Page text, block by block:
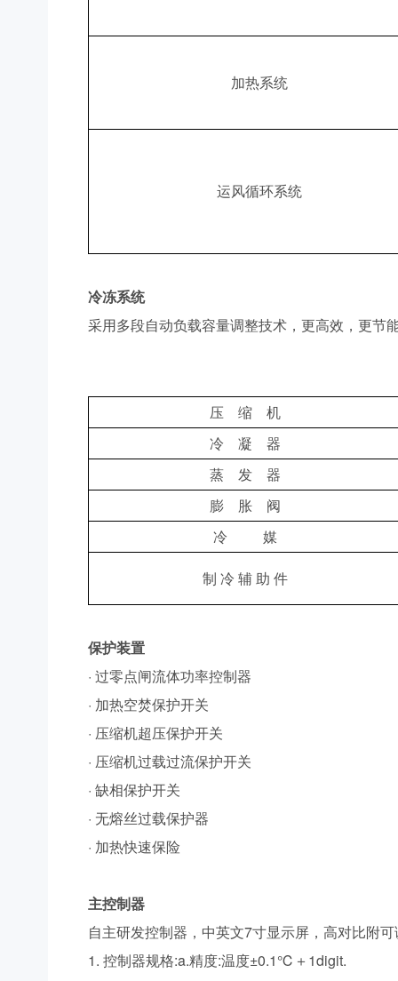
加热系统
运风循环系统
冷冻系统
采用多段自动负载容量调整技术，更高效，更节
压 缩 机
冷 凝 器
蒸 发 器
膨 胀 阀
冷 媒
制 冷 辅 助 件
保护装置
· 过零点闸流体功率控制器
· 加热空焚保护开关
· 压缩机超压保护开关
· 压缩机过载过流保护开关
· 缺相保护开关
· 无熔丝过载保护器
· 加热快速保险
主控制器
自主研发控制器，中英文7寸显示屏，高对比附
1. 控制器规格:a.精度:温度±0.1℃＋1digit.